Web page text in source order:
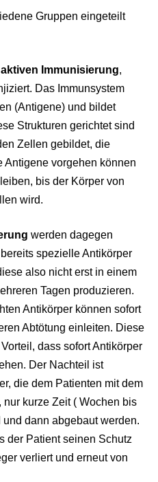
Gruppen eingeteilt
aktiven Immunisierung,
Das Immunsystem
(Antigene) und bildet
Strukturen gerichtet sind
Zellen gebildet, die
Antigene vorgehen können
bis der Körper von
wird.
werden dagegen
spezielle Antikörper
also nicht erst in einem
Tagen produzieren.
Antikörper können sofort
Abtötung einleiten. Diese
dass sofort Antikörper
Der Nachteil ist
die dem Patienten mit dem
nur kurze Zeit ( Wochen bis
dann abgebaut werden.
der Patient seinen Schutz
verliert und erneut von